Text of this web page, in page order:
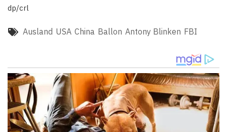
dp/crl
Ausland USA China Ballon Antony Blinken FBI